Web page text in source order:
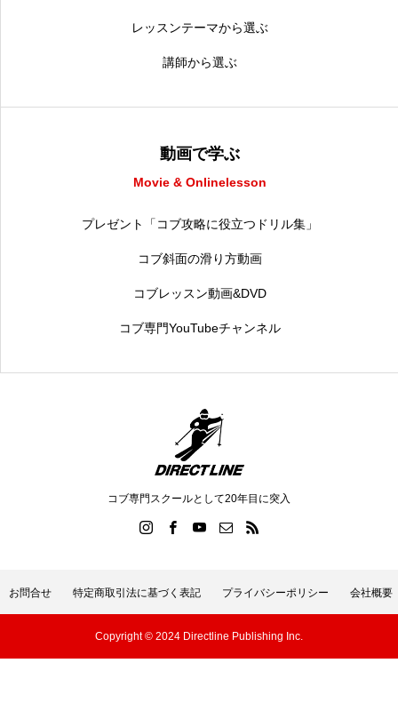
レッスンテーマから選ぶ
講師から選ぶ
動画で学ぶ
Movie & Onlinelesson
プレゼント「コブ攻略に役立つドリル集」
コブ斜面の滑り方動画
コブレッスン動画&DVD
コブ専門YouTubeチャンネル
コブ専門スクールとして20年目に突入
お問合せ 特定商取引法に基づく表記 プライバシーポリシー 会社概要
Copyright © 2024 Directline Publishing Inc.